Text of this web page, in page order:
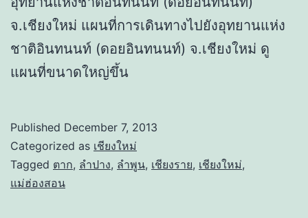
จ.เชียงใหม่ แผนที่การเดินทางไปยังอุทยานแห่ง
ชาติอินทนนท์ (ดอยอินทนนท์) จ.เชียงใหม่ ดู
แผนที่ขนาดใหญ่ขึ้น
Published December 7, 2013
Categorized as เชียงใหม่
Tagged ตาก, ลำปาง, ลำพูน, เชียงราย, เชียงใหม่,
แม่ฮ่องสอน